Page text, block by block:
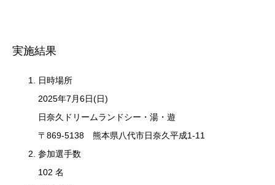
実施結果
日時場所
2025年7月6日(日)
日奈久ドリームランドシー・湯・遊
〒869-5138 熊本県八代市日奈久平成1-11
参加選手数
102 名